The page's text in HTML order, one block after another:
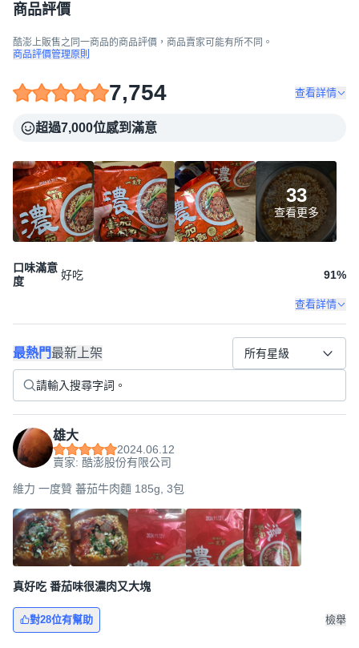
商品評價
酷澎上販售之同一商品的商品評價，商品賣家可能有所不同。
商品評價管理原則
7,754 查看詳情
超過7,000位感到滿意
33
查看更多
口味滿意
度
好吃 91%
查看詳情
最熱門最新上架 所有星級
雄大
2024.06.12
賣家: 酷澎股份有限公司
維力 一度贊 蕃茄牛肉麵 185g, 3包
真好吃 番茄味很濃肉又大塊
對28位有幫助 檢舉